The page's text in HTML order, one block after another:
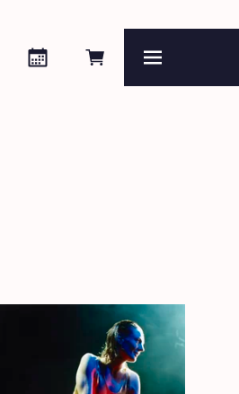
Réserver en ligne
Agenda
Rechercher